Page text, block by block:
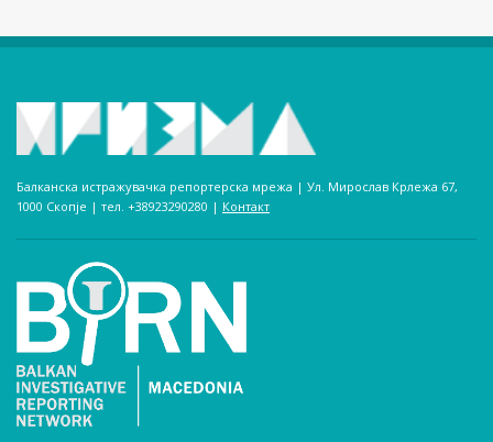
Балканска истражувачка репортерска мрежа | Ул. Мирослав Крлежа 67,
1000 Скопје | тел. +38923290280­ | Контакт